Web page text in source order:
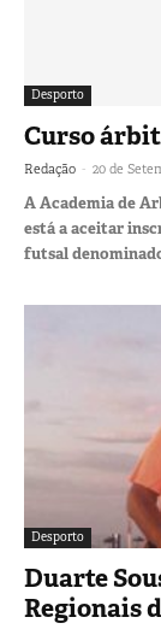
Desporto
Curso
Redação - 20 de
A Academia de
está a aceitar
futsal
Desporto
Duarte
Regionais